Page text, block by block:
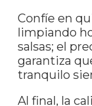
Confíe en
limpiando
salsas; el
garantiza
tranquilo
Al final, la